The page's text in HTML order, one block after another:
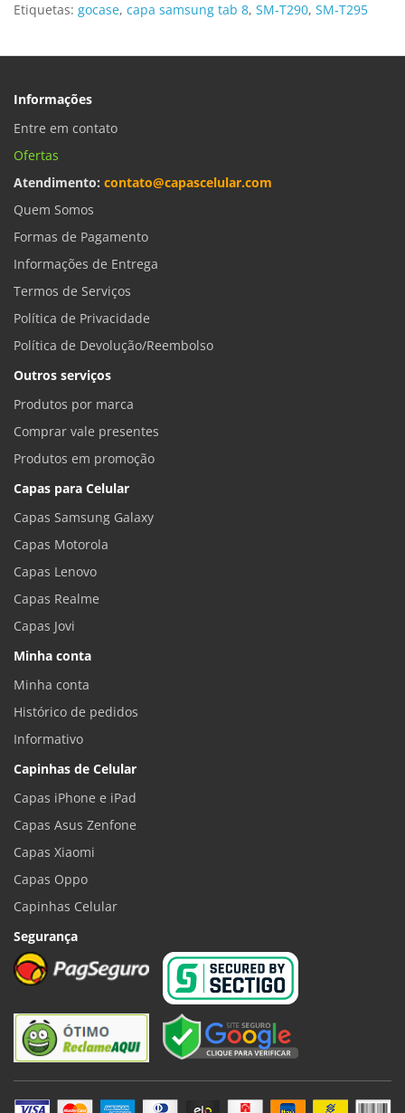
Etiquetas: gocase, capa samsung tab 8, SM-T290, SM-T295
Informações
Entre em contato
Ofertas
Atendimento: contato@capascelular.com
Quem Somos
Formas de Pagamento
Informações de Entrega
Termos de Serviços
Política de Privacidade
Política de Devolução/Reembolso
Outros serviços
Produtos por marca
Comprar vale presentes
Produtos em promoção
Capas para Celular
Capas Samsung Galaxy
Capas Motorola
Capas Lenovo
Capas Realme
Capas Jovi
Minha conta
Minha conta
Histórico de pedidos
Informativo
Capinhas de Celular
Capas iPhone e iPad
Capas Asus Zenfone
Capas Xiaomi
Capas Oppo
Capinhas Celular
Segurança